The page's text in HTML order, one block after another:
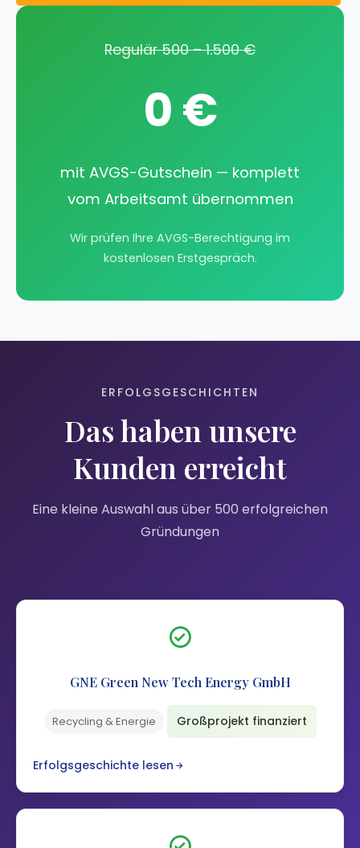
Regulär 500 – 1.500 €
0 €
mit AVGS-Gutschein — komplett
vom Arbeitsamt übernommen
Wir prüfen Ihre AVGS-Berechtigung im
kostenlosen Erstgespräch.
ERFOLGSGESCHICHTEN
Das haben unsere
Kunden erreicht
Eine kleine Auswahl aus über 500 erfolgreichen
Gründungen
GNE Green New Tech Energy GmbH
Recycling & Energie Großprojekt finanziert
Erfolgsgeschichte lesen